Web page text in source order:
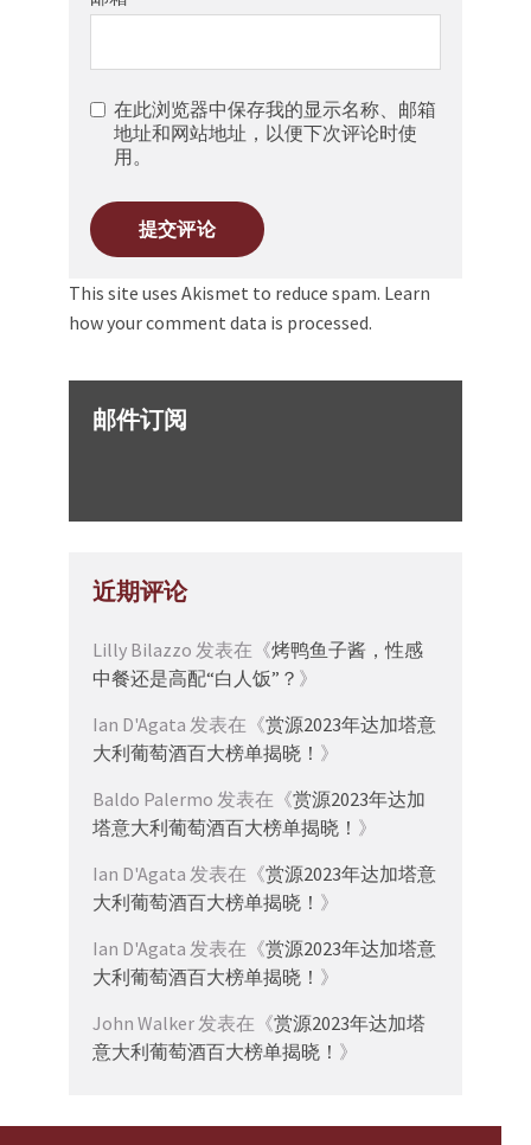
在此浏览器中保存我的显示名称、邮箱
地址和网站地址，以便下次评论时使
用。
This site uses Akismet to reduce spam. Learn
how your comment data is processed.
邮件订阅
近期评论
Lilly Bilazzo 发表在《烤鸭鱼子酱，性感
中餐还是高配“白人饭”？ 》
Ian D'Agata 发表在《赏源2023年达加塔意
大利葡萄酒百大榜单揭晓！ 》
Baldo Palermo 发表在《赏源2023年达加
塔意大利葡萄酒百大榜单揭晓！ 》
Ian D'Agata 发表在《赏源2023年达加塔意
大利葡萄酒百大榜单揭晓！ 》
Ian D'Agata 发表在《赏源2023年达加塔意
大利葡萄酒百大榜单揭晓！ 》
John Walker 发表在《赏源2023年达加塔
意大利葡萄酒百大榜单揭晓！ 》